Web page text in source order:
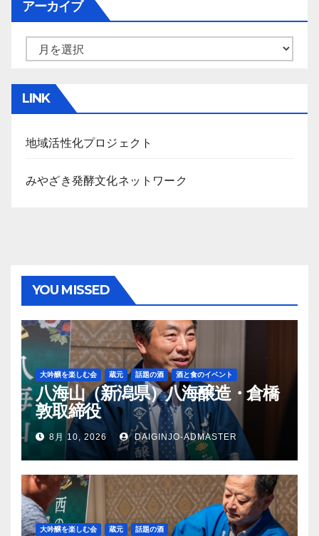
アーカイブ
LINK
地域活性化プロジェクト
みやざき発酵文化ネットワーク
YOU MISSED
大吟醸を楽しむ会 蔵元 話題の酒 酒と食のイベント
八海山（新潟県）八海醸造・倉橋
敦取締役
8月 10, 2026 DAIGINJO-ADMASTER
大吟醸を楽しむ会 蔵元 話題の酒